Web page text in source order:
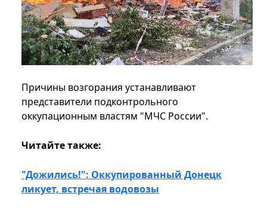
Причины возгорания устанавливают
представители подконтрольного
оккупационным властям "МЧС России".
Читайте также:
"Дожились!": Оккупированный Донецк
ликует, встречая водовозы